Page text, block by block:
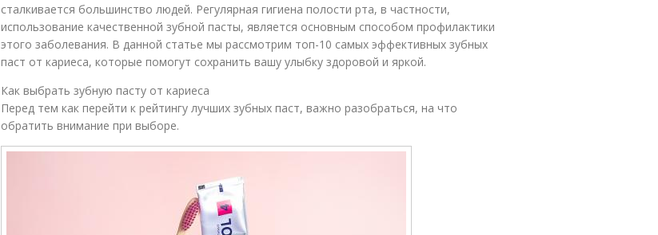
сталкивается большинство людей. Регулярная гигиена полости рта, в частности,
использование качественной зубной пасты, является основным способом профилактики
этого заболевания. В данной статье мы рассмотрим топ-10 самых эффективных зубных
паст от кариеса, которые помогут сохранить вашу улыбку здоровой и яркой.
Как выбрать зубную пасту от кариеса
Перед тем как перейти к рейтингу лучших зубных паст, важно разобраться, на что
обратить внимание при выборе.